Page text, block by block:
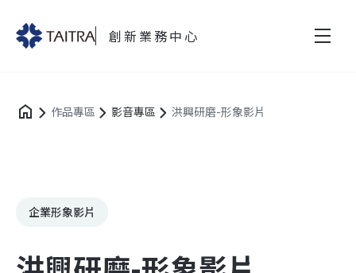
創新業務中心
作品專區 影音專區 洪興研磨-形象影片
企業形象影片